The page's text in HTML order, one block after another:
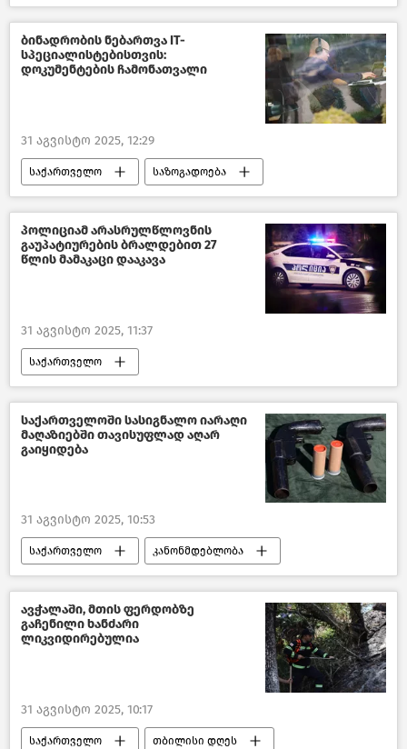
კრიმინალი საქართველოში
საქართველოს შინაგან საქმეთა სამინისტრო
ბრძოლა ნარკოდანაშაულთან
ბინადრობის ნებართვა IT-
სპეციალისტებისთვის:
დოკუმენტების ჩამონათვალი
31 აგვისტო 2025, 12:29
საქართველო საზოგადოება
ახალი ამბები
პოლიციამ არასრულწლოვნის
გაუპატიურების ბრალდებით 27
წლის მამაკაცი დააკავა
31 აგვისტო 2025, 11:37
საქართველო
საქართველოს შინაგან საქმეთა სამინისტრო
კრიმინალი საქართველოში
ახალი ამბები
საქართველოში სასიგნალო იარაღი
მაღაზიებში თავისუფლად აღარ
გაიყიდება
31 აგვისტო 2025, 10:53
საქართველო კანონმდებლობა
საზოგადოება ახალი ამბები
ავჭალაში, მთის ფერდობზე
გაჩენილი ხანძარი
ლიკვიდირებულია
31 აგვისტო 2025, 10:17
საქართველო თბილისი დღეს